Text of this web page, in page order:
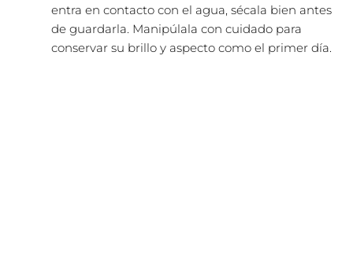
entra en contacto con el agua, sécala bien antes
de guardarla. Manipúlala con cuidado para
conservar su brillo y aspecto como el primer día.